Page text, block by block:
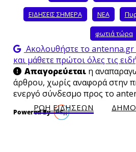
×
ΕΙΔΗΣΕΙΣ ΣΗΜΕΡΑ ΝΕΑ
φωτιά τώρα
Ακολουθήστε το antenna.gr
και μάθετε πρώτοι όλες τις
Απαγορεύεταιη
άρθρου, χωρίς αναφορά στην
ενεργό σύνδεσμο προς το
ΡΟΗ ΕΙΔΗΣΕΩΝ